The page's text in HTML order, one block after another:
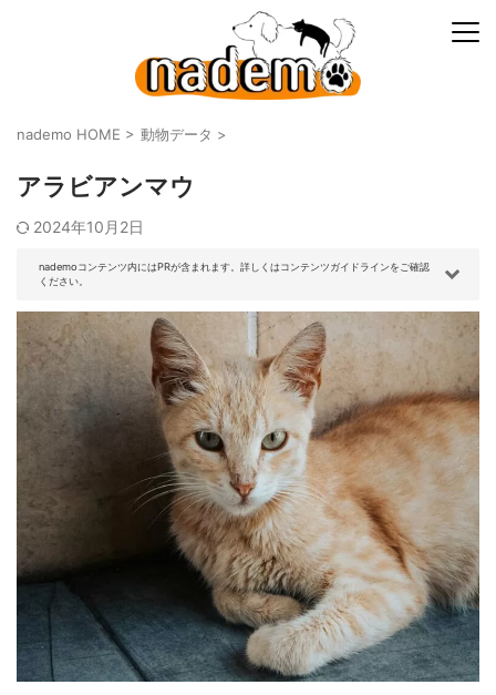
nademo HOME > 動物データ >
アラビアンマウ
2024年10月2日
nademoコンテンツ内にはPRが含まれます。詳しくはコンテンツガイドラインをご確認
ください。